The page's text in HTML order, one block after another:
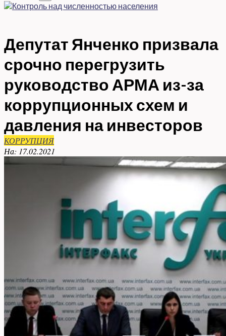
Депутат Янченко призвала
срочно перегрузить
руководство АРМА из-за
коррупционных схем и
давления на инвесторов
КОРРУПЦИЯ
На: 17.02.2021